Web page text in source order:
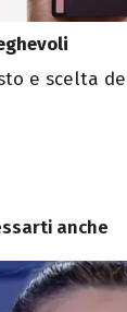
e scelta
anche